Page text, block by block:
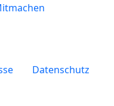
Datenschutz